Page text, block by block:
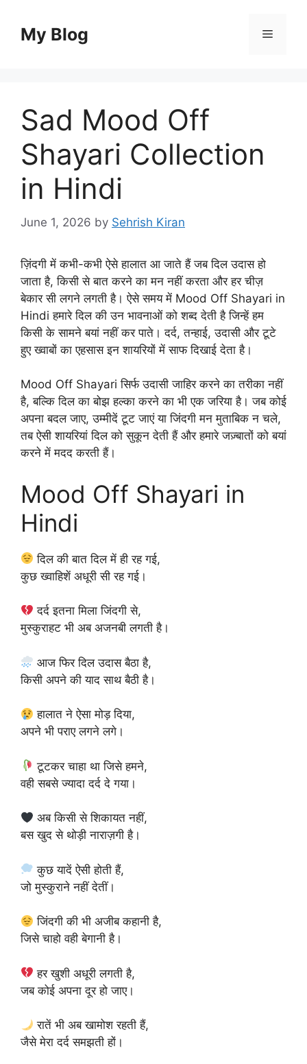
contentMy Blog Menu
Sad Mood Off
Shayari Collection
in Hindi
June 1, 2026 by Sehrish Kiran
ज़िंदगी में कभी-कभी ऐसे हालात आ जाते हैं जब दिल उदास हो
जाता है, किसी से बात करने का मन नहीं करता और हर चीज़
बेकार सी लगने लगती है। ऐसे समय में Mood Off Shayari in
Hindi हमारे दिल की उन भावनाओं को शब्द देती है जिन्हें हम
किसी के सामने बयां नहीं कर पाते। दर्द, तन्हाई, उदासी और टूटे
हुए ख्वाबों का एहसास इन शायरियों में साफ दिखाई देता है।
Mood Off Shayari सिर्फ उदासी जाहिर करने का तरीका नहीं
है, बल्कि दिल का बोझ हल्का करने का भी एक जरिया है। जब कोई
अपना बदल जाए, उम्मीदें टूट जाएं या जिंदगी मन मुताबिक न चले,
तब ऐसी शायरियां दिल को सुकून देती हैं और हमारे जज़्बातों को बयां
करने में मदद करती हैं।
Mood Off Shayari in
Hindi
दिल की बात दिल में ही रह गई,
कुछ ख्वाहिशें अधूरी सी रह गई।
दर्द इतना मिला जिंदगी से,
मुस्कुराहट भी अब अजनबी लगती है।
आज फिर दिल उदास बैठा है,
किसी अपने की याद साथ बैठी है।
हालात ने ऐसा मोड़ दिया,
अपने भी पराए लगने लगे।
टूटकर चाहा था जिसे हमने,
वही सबसे ज्यादा दर्द दे गया।
अब किसी से शिकायत नहीं,
बस खुद से थोड़ी नाराज़गी है।
कुछ यादें ऐसी होती हैं,
जो मुस्कुराने नहीं देतीं।
जिंदगी की भी अजीब कहानी है,
जिसे चाहो वही बेगानी है।
हर खुशी अधूरी लगती है,
जब कोई अपना दूर हो जाए।
रातें भी अब खामोश रहती हैं,
जैसे मेरा दर्द समझती हों।